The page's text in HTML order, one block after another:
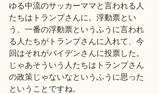
ゆる中流のサッカーママと言われる人
たちはトランプさんに。浮動票とい
う、一番の浮動票というふうに言われ
る人たちがトランプさんに入れて、今
回はそれがバイデンさんに投票した。
じゃあそういう人たちはトランプさん
の政策じゃないなというふうに思った
ということですね。